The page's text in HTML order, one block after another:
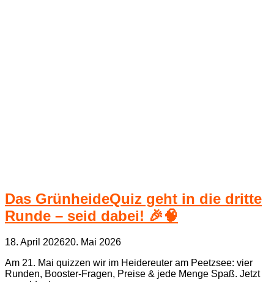
Das GrünheideQuiz geht in die dritte
Runde – seid dabei! 🎉🧠
18. April 202620. Mai 2026
Am 21. Mai quizzen wir im Heidereuter am Peetzsee: vier
Runden, Booster‑Fragen, Preise & jede Menge Spaß. Jetzt